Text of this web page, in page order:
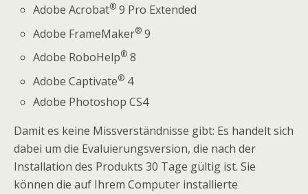
Adobe Acrobat® 9 Pro Extended
Adobe FrameMaker® 9
Adobe RoboHelp® 8
Adobe Captivate® 4
Adobe Photoshop CS4
Damit es keine Missverständnisse gibt: Es handelt sich
dabei um die Evaluierungsversion, die nach der
Installation des Produkts 30 Tage gültig ist. Sie
können die auf Ihrem Computer installierte